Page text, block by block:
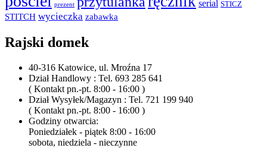
prezent serial STICZ
STITCH wycieczka zabawka
Rajski domek
40-316 Katowice, ul. Mroźna 17
Dział Handlowy : Tel. 693 285 641
( Kontakt pn.-pt. 8:00 - 16:00 )
Dział Wysyłek/Magazyn : Tel. 721 199 940
( Kontakt pn.-pt. 8:00 - 16:00 )
Godziny otwarcia:
Poniedziałek - piątek 8:00 - 16:00
sobota, niedziela - nieczynne